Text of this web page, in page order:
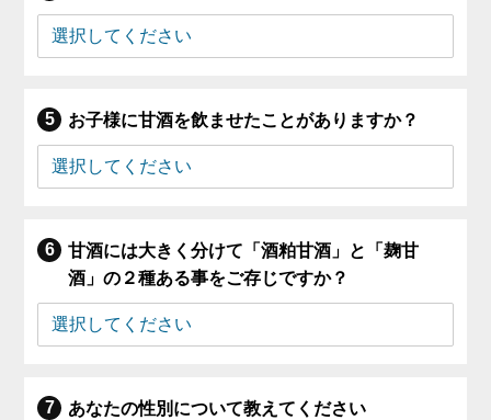
お子様に甘酒を飲ませたことがありますか？
甘酒には大きく分けて「酒粕甘酒」と「麹甘
酒」の２種ある事をご存じですか？
あなたの性別について教えてください